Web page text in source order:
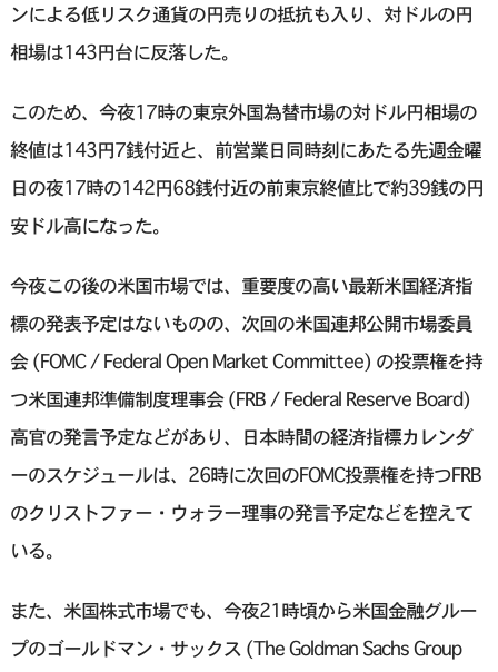
ンによる低リスク通貨の円売りの抵抗も入り、対ドルの円
相場は143円台に反落した。
このため、今夜17時の東京外国為替市場の対ドル円相場の
終値は143円7銭付近と、前営業日同時刻にあたる先週金曜
日の夜17時の142円68銭付近の前東京終値比で約39銭の円
安ドル高になった。
今夜この後の米国市場では、重要度の高い最新米国経済指
標の発表予定はないものの、次回の米国連邦公開市場委員
会 (FOMC / Federal Open Market Committee) の投票権を持
つ米国連邦準備制度理事会 (FRB / Federal Reserve Board)
高官の発言予定などがあり、日本時間の経済指標カレンダ
ーのスケジュールは、26時に次回のFOMC投票権を持つFRB
のクリストファー・ウォラー理事の発言予定などを控えて
いる。
また、米国株式市場でも、今夜21時頃から米国金融グルー
プのゴールドマン・サックス (The Goldman Sachs Group